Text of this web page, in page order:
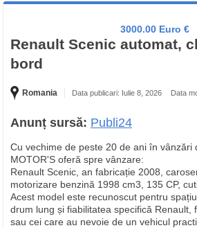
3000.00 Euro €
Renault Scenic automat,
bord
Romania Data publicari: Iulie 8, 2026 Data
Anunț sursă: Publi24
Cu vechime de peste 20 de ani în vânzări
MOTOR'S oferă spre vânzare:
Renault Scenic, an fabricație 2008,
motorizare benzină 1998 cm3, 135 CP,
Acest model este recunoscut pentru
drum lung și fiabilitatea specifică Renault,
sau cei care au nevoie de un vehicul